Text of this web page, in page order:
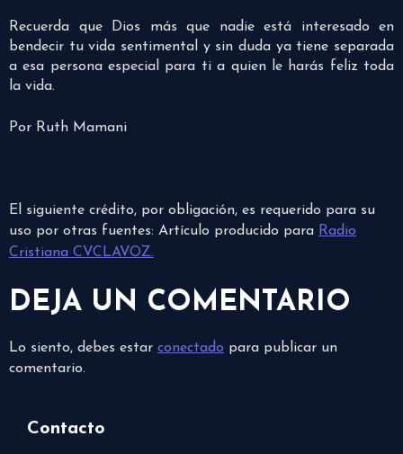
Recuerda que Dios más que nadie está interesado en
bendecir tu vida sentimental y sin duda ya tiene separada
a esa persona especial para ti a quien le harás feliz toda
la vida.
Por Ruth Mamani
El siguiente crédito, por obligación, es requerido para su
uso por otras fuentes: Artículo producido para Radio
Cristiana CVCLAVOZ.
DEJA UN COMENTARIO
Lo siento, debes estar conectado para publicar un
comentario.
Contacto